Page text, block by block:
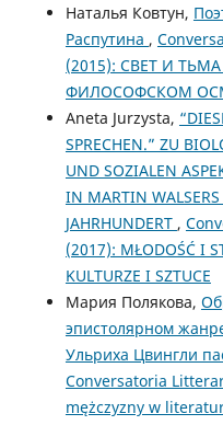
Наталья Ковтун,
Распутина ,
(2015): СВЕТ И
ФИЛОСОФСКОМ
Aneta Jurzysta,
SPRECHEN.” ZU
UND SOZIALEN
IN MARTIN
JAHRHUNDERT ,
(2017): MŁODOŚĆ I
KULTURZE I SZTUCE
Мария Полякова,
эпистолярном
Ульриха Цвингли
Conversatoria
mężczyzny w